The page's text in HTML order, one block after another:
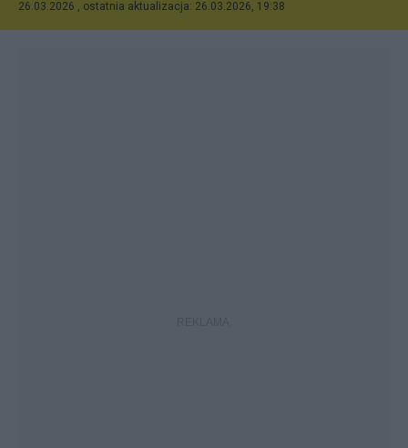
26.03.2026 , ostatnia aktualizacja: 26.03.2026, 19:38